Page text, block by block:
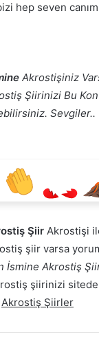
hep seven canım
Akrostişiniz
Şiirinizi Bu
Sevgiler..
Şiir Akrostişi
şiir varsa
İsmine Akrostiş
şiirinizi sitede
Akrostiş Şiirler